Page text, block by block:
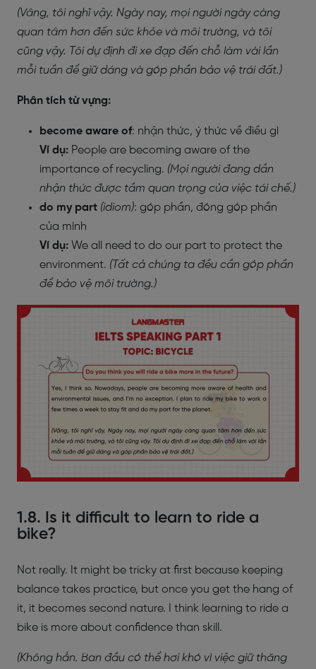
(Vâng, tôi nghĩ vậy. Ngày nay, mọi người ngày càng
quan tâm hơn đến sức khỏe và môi trường, và tôi
cũng vậy. Tôi dự định đi xe đạp đến chỗ làm vài lần
mỗi tuần để giữ dáng và góp phần bảo vệ trái đất.)
Phân tích từ vựng:
become aware of: nhận thức, ý thức về điều gì
Ví dụ: People are becoming aware of the
importance of recycling. (Mọi người đang dần
nhận thức được tầm quan trọng của việc tái chế.)
do my part (idiom): góp phần, đóng góp phần
của mình
Ví dụ: We all need to do our part to protect the
environment. (Tất cả chúng ta đều cần góp phần
để bảo vệ môi trường.)
1.8. Is it difficult to learn to ride a
bike?
Not really. It might be tricky at first because keeping
balance takes practice, but once you get the hang of
it, it becomes second nature. I think learning to ride a
bike is more about confidence than skill.
(Không hẳn. Ban đầu có thể hơi khó vì việc giữ thăng